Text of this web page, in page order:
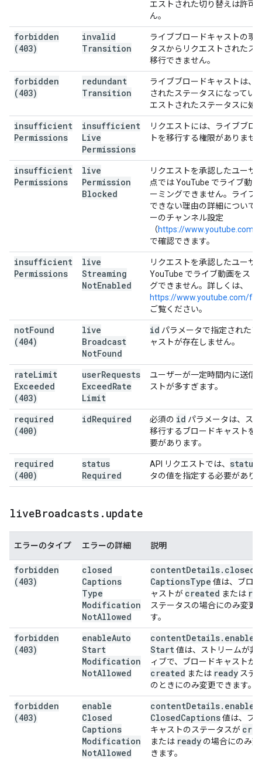
エストされた切り替えは許可
ん。
forbidden
(403)
invalid
Transition
ライブブロードキャストの現
タスからリクエストされたス
移行できません。
forbidden
(403)
redundant
Transition
ライブブロードキャストは、
されたステータスになってい
エストされたステータスに処
insufficient
Permissions
insufficient
Live
Permissions
リクエストには、ライブブロ
トを移行する権限がありませ
insufficient
Permissions
live
Permission
Blocked
リクエストを承認したユーザ
点では YouTube でライブ動
ーミングできません。ライブ
できない理由の詳細について
ーのチャンネル設定
（https://www.youtube.com/
で確認できます。
insufficient
Permissions
live
Streaming
NotEnabled
リクエストを承認したユーザ
YouTube でライブ動画をスト
グできません。詳しくは、
https://www.youtube.com/
ご覧ください。
notFound
(404)
live
Broadcast
NotFound
id パラメータで指定されたブ
ャストが存在しません。
rateLimit
Exceeded
(403)
userRequests
ExceedRate
Limit
ユーザーが一定時間内に送信
ストが多すぎます。
required
(400)
idRequired 必須の id パラメータは、ス
移行するブロードキャストを
要があります。
required
(400)
status
Required
API リクエストでは、 status
タの値を指定する必要があり
liveBroadcasts . update
エラーのタイプ エラーの詳細 説明
forbidden
(403)
closed
Captions
Type
Modification
NotAllowed
contentDetails. closed
CaptionsType 値は、ブロ
ャストが created または
ステータスの場合にのみ変更
す。
forbidden
(403)
enableAuto
Start
Modification
NotAllowed
contentDetails. enable
Start値は、ストリームが非
ィブで、ブロードキャストが
created または ready ステ
のときにのみ変更できます。
forbidden
(403)
enable
Closed
Captions
Modification
NotAllowed
contentDetails. enable
ClosedCaptions値は、ブ
キャストのステータスが
または ready の場合にのみ
きます。